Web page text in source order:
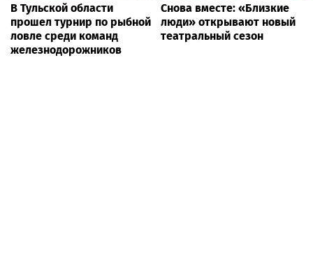
В Тульской области
прошел турнир по рыбной
ловле среди команд
железнодорожников
Снова вместе: «Близкие
люди» открывают новый
театральный сезон